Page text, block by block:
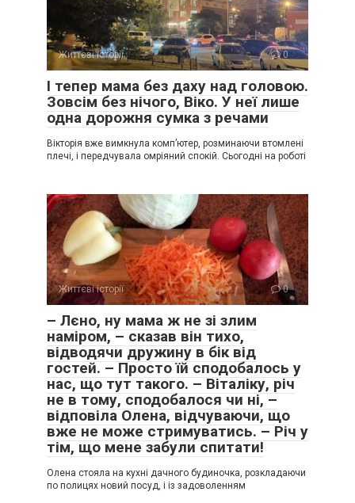
Життєві історії 0
І тепер мама без даху над головою.
Зовсім без нічого, Віко. У неї лише
одна дорожня сумка з речами
Вікторія вже вимкнула комп’ютер, розминаючи втомлені
плечі, і передчувала омріяний спокій. Сьогодні на роботі
Життєві історії 0
– Лєно, ну мама ж не зі злим
наміром, – сказав він тихо,
відводячи дружину в бік від
гостей. – Просто їй сподобалось у
нас, що тут такого. – Віталіку, річ
не в тому, сподобалося чи ні, –
відповіла Олена, відчуваючи, що
вже не може стримуватись. – Річ у
тім, що мене забули спитати!
Олена стояла на кухні дачного будиночка, розкладаючи
по полицях новий посуд, і із задоволенням